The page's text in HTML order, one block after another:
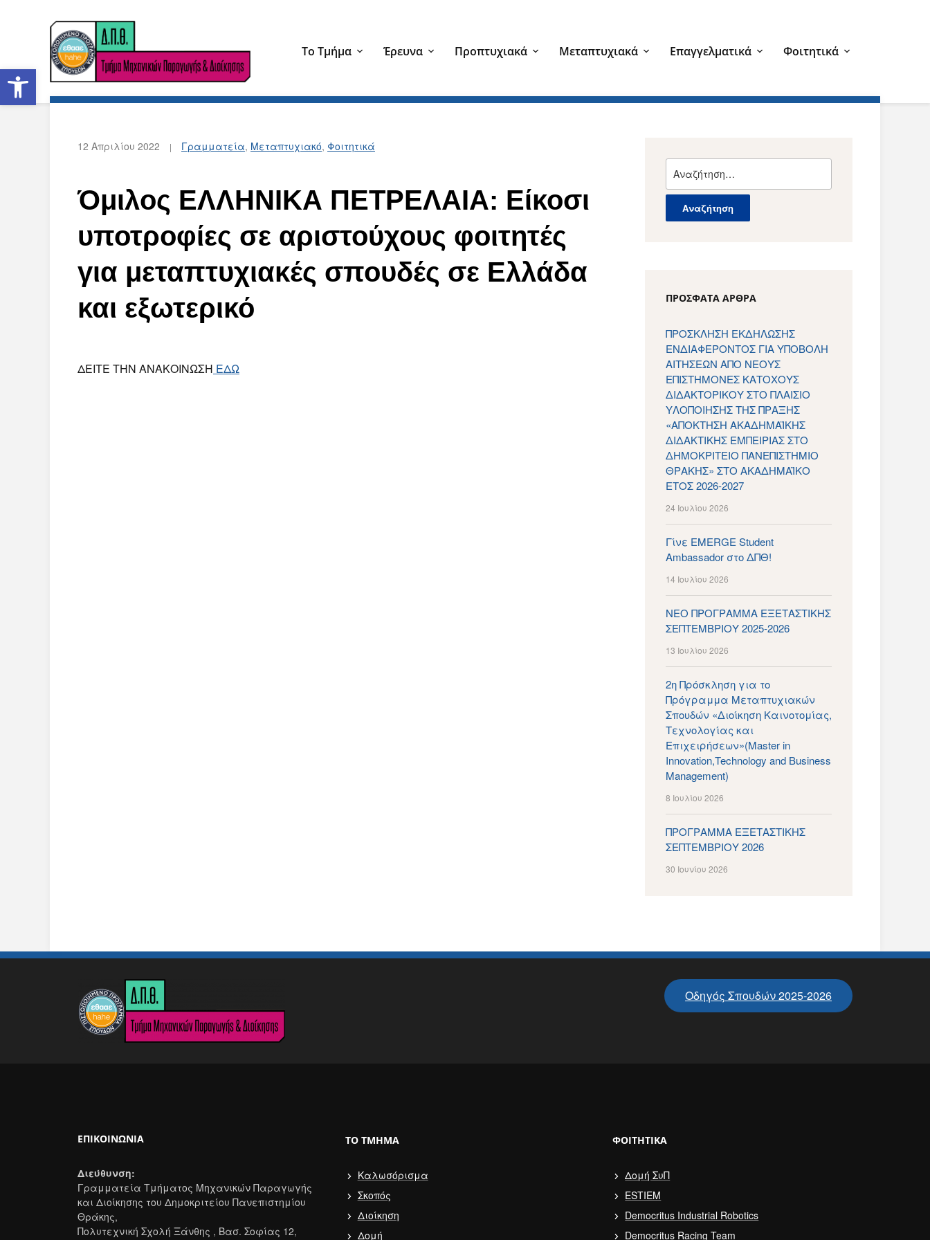
Ανοίξτε τη γραμμή εργαλείων
Το Τμήμα Έρευνα Προπτυχιακά Μεταπτυχιακά Επαγγελματικά Φοιτητικά
12 Απριλίου 2022 Γραμματεία, Μεταπτυχιακό, Φοιτητικά
Όμιλος ΕΛΛΗΝΙΚΑ ΠΕΤΡΕΛΑΙΑ: Είκοσι
υποτροφίες σε αριστούχους φοιτητές
για μεταπτυχιακές σπουδές σε Ελλάδα
και εξωτερικό
ΔΕΙΤΕ ΤΗΝ ΑΝΑΚΟΙΝΩΣΗ ΕΔΩ
για:
ΠΡΌΣΦΑΤΑ ΆΡΘΡΑ
ΠΡΟΣΚΛΗΣΗ ΕΚΔΗΛΩΣΗΣ
ΕΝΔΙΑΦΕΡΟΝΤΟΣ ΓΙΑ ΥΠΟΒΟΛΗ
ΑΙΤΗΣΕΩΝ ΑΠΟ ΝΕΟΥΣ
ΕΠΙΣΤΗΜΟΝΕΣ ΚΑΤΟΧΟΥΣ
ΔΙΔΑΚΤΟΡΙΚΟΥ ΣΤΟ ΠΛΑΙΣΙΟ
ΥΛΟΠΟΙΗΣΗΣ ΤΗΣ ΠΡΑΞΗΣ
«ΑΠΟΚΤΗΣΗ ΑΚΑΔΗΜΑΪΚΗΣ
ΔΙΔΑΚΤΙΚΗΣ ΕΜΠΕΙΡΙΑΣ ΣΤΟ
ΔΗΜΟΚΡΙΤΕΙΟ ΠΑΝΕΠΙΣΤΗΜΙΟ
ΘΡΑΚΗΣ» ΣΤΟ ΑΚΑΔΗΜΑΪΚΟ
ΕΤΟΣ 2026-2027
24 Ιουλίου 2026
Γίνε EMERGE Student
Ambassador στο ΔΠΘ!
14 Ιουλίου 2026
ΝΕΟ ΠΡΟΓΡΑΜΜΑ ΕΞΕΤΑΣΤΙΚΗΣ
ΣΕΠΤΕΜΒΡΙΟΥ 2025-2026
13 Ιουλίου 2026
2η Πρόσκληση για το
Πρόγραμμα Μεταπτυχιακών
Σπουδών «Διοίκηση Καινοτομίας,
Τεχνολογίας και
Επιχειρήσεων»(Master in
Innovation,Technology and Business
Management)
8 Ιουλίου 2026
ΠΡΟΓΡΑΜΜΑ ΕΞΕΤΑΣΤΙΚΗΣ
ΣΕΠΤΕΜΒΡΙΟΥ 2026
30 Ιουνίου 2026
Οδηγός Σπουδών 2025-2026
ΕΠΙΚΟΙΝΩΝΊΑ
Διεύθυνση:
Γραμματεία Τμήματος Μηχανικών Παραγωγής
και Διοίκησης του Δημοκριτείου Πανεπιστημίου
Θράκης,
Πολυτεχνική Σχολή Ξάνθης , Βασ. Σοφίας 12,
ΤΟ ΤΜΉΜΑ
Καλωσόρισμα
Σκοπός
Διοίκηση
Δομή
ΦΟΙΤΗΤΙΚΆ
Δομή ΣυΠ
ESTIEM
Democritus Industrial Robotics
Democritus Racing Team